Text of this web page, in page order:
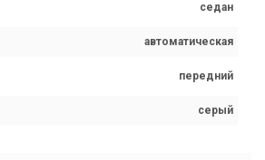
седан
автоматическая
передний
серый